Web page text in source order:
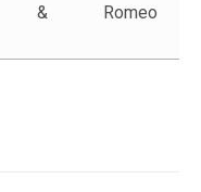
& Romeo